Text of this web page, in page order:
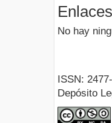
No hay
ISSN:
Depósito